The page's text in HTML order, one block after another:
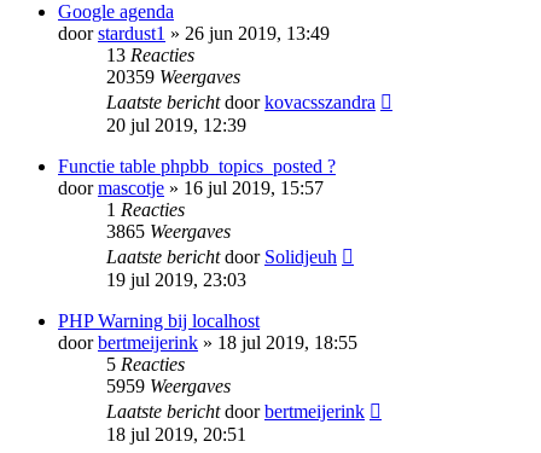
Google agenda
doorstardust1 » 26 jun 2019, 13:49
13 Reacties
20359 Weergaves
Laatste berichtdoorkovacsszandra
20 jul 2019, 12:39
Functie table phpbb_topics_posted ?
doormascotje » 16 jul 2019, 15:57
1 Reacties
3865 Weergaves
Laatste berichtdoor Solidjeuh
19 jul 2019, 23:03
PHP Warning bij localhost
doorbertmeijerink » 18 jul 2019, 18:55
5 Reacties
5959 Weergaves
Laatste berichtdoorbertmeijerink
18 jul 2019, 20:51